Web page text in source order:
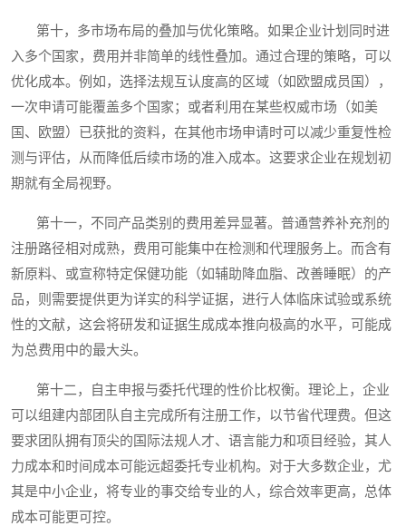
第十，多市场布局的叠加与优化策略。如果企业计划同时进
入多个国家，费用并非简单的线性叠加。通过合理的策略，可以
优化成本。例如，选择法规互认度高的区域（如欧盟成员国），
一次申请可能覆盖多个国家；或者利用在某些权威市场（如美
国、欧盟）已获批的资料，在其他市场申请时可以减少重复性检
测与评估，从而降低后续市场的准入成本。这要求企业在规划初
期就有全局视野。
第十一，不同产品类别的费用差异显著。普通营养补充剂的
注册路径相对成熟，费用可能集中在检测和代理服务上。而含有
新原料、或宣称特定保健功能（如辅助降血脂、改善睡眠）的产
品，则需要提供更为详实的科学证据，进行人体临床试验或系统
性的文献，这会将研发和证据生成成本推向极高的水平，可能成
为总费用中的最大头。
第十二，自主申报与委托代理的性价比权衡。理论上，企业
可以组建内部团队自主完成所有注册工作，以节省代理费。但这
要求团队拥有顶尖的国际法规人才、语言能力和项目经验，其人
力成本和时间成本可能远超委托专业机构。对于大多数企业，尤
其是中小企业，将专业的事交给专业的人，综合效率更高，总体
成本可能更可控。